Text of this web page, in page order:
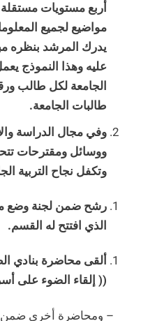
أربع مستويات
مواضيع لجميع
يدرك المرشد بنظره
عليه وهذا النموذج
الجامعة لكل طالب
طالبات الجامعة.
وفي مجال الدراسة
ووسائل ومقترحات
وتكفل نجاح التربية
رشح ضمن لجنة وضع
الذي افتتح له القسم.
ألقى محاضرة بنادي
(( إلقاء الضوء على
– ومحاضرة أخرى ضمن